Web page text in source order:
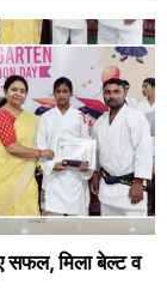
सफल, मिला बेल्ट व